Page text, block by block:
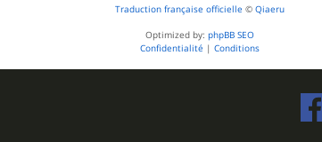
Traduction française officielle © Qiaeru
Optimized by: phpBB SEO
Confidentialité | Conditions